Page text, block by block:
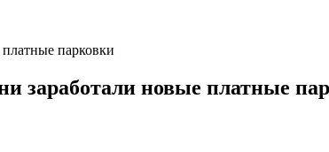
парковки
заработали новые платные